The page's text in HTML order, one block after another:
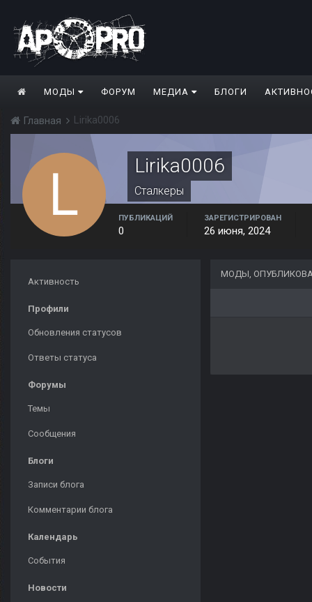
МОДЫ ФОРУМ МЕДИА БЛОГИ
Главная Lirika0006
Lirika0006
Сталкеры
ПУБЛИКАЦИЙ
0
ЗАРЕГИСТРИРОВАН
26 июня, 2024
Активность
Профили
Обновления статусов
Ответы статуса
Форумы
Темы
Сообщения
Блоги
Записи блога
Комментарии блога
Календарь
События
Новости
МОДЫ,